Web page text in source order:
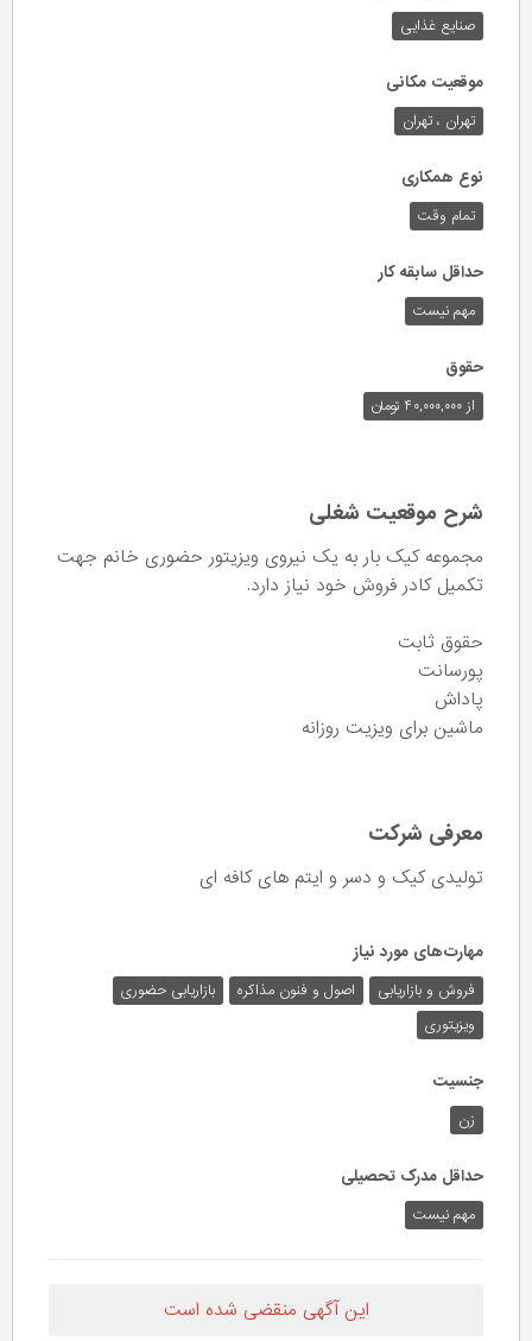
صنایع غذایی
موقعیت مکانی
تهران ، تهران
نوع همکاری
تمام وقت
حداقل سابقه کار
مهم نیست
حقوق
از ۴۰,۰۰۰,۰۰۰ تومان
شرح موقعیت شغلی
مجموعه کیک بار به یک نیروی ویزیتور حضوری خانم جهت
تکمیل کادر فروش خود نیاز دارد.
حقوق ثابت
پورسانت
پاداش
ماشین برای ویزیت روزانه
معرفی شرکت
تولیدی کیک و دسر و ایتم های کافه ای
مهارت‌های مورد نیاز
فروش و بازاریابی اصول و فنون مذاکره
بازاریابی حضوری
ویزیتوری
جنسیت
زن
حداقل مدرک تحصیلی
مهم نیست
این آگهی منقضی شده است